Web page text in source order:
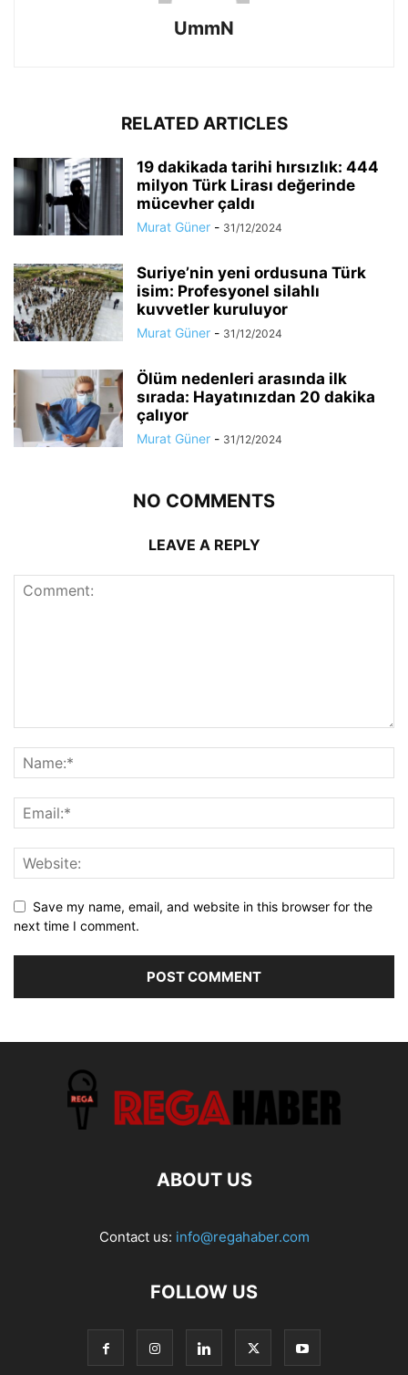
UmmN
RELATED ARTICLES
19 dakikada tarihi hırsızlık: 444
milyon Türk Lirası değerinde
mücevher çaldı
Murat Güner - 31/12/2024
Suriye’nin yeni ordusuna Türk
isim: Profesyonel silahlı
kuvvetler kuruluyor
Murat Güner - 31/12/2024
Ölüm nedenleri arasında ilk
sırada: Hayatınızdan 20 dakika
çalıyor
Murat Güner - 31/12/2024
NO COMMENTS
LEAVE A REPLY
Save my name, email, and website in this browser for the
next time I comment.
ABOUT US
Contact us: info@regahaber.com
FOLLOW US